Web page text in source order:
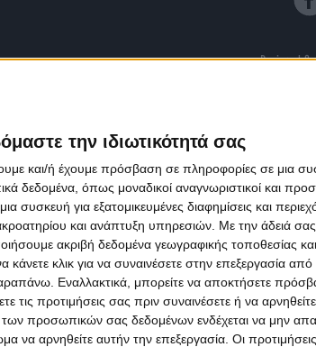
την ιδιωτικότητά σας
και/ή έχουμε πρόσβαση σε πληροφορίες σε μια
δεδομένα, όπως μοναδικοί αναγνωριστικοί και
συσκευή για εξατομικευμένες διαφημίσεις και
και ανάπτυξη υπηρεσιών. Με την άδειά
ακριβή δεδομένα γεωγραφικής τοποθεσίας
κλικ για να συναινέσετε στην επεξεργασία από
Εναλλακτικά, μπορείτε να αποκτήσετε
τις προτιμήσεις σας πριν συναινέσετε ή να
προσωπικών σας δεδομένων ενδέχεται να μην
να αρνηθείτε αυτήν την επεξεργασία. Οι
Designed &